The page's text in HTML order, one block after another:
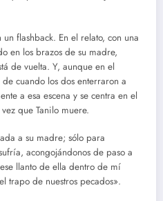
flashback. En el relato, con una
en los brazos de su madre,
de vuelta. Y, aunque en el
cuando los dos enterraron a
a esa escena y se centra en el
que Tanilo muere.
a su madre; sólo para
acongojándonos de paso a
llanto de ella dentro de mí
trapo de nuestros pecados».